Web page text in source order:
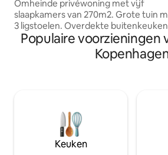
Omheinde privéwoning met vijf
slaapkamers van 270m2. Grote tuin
3 ligstoelen. Overdekte buitenkeuken
met grill en kachels. Groot terras met
spa, koudwaterbassin en
Bijlage met sauna en fitnessruimte. 5
restaurants binnen 2 km. Gratis
parkeren voor 3 auto's. 1,5 km naar
treinstation. 20 min naar centrum.
Boule, crocket, trampoline, tafeltennis,
Populaire voorzieningen
Keuken